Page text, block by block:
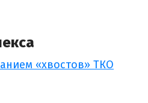
«хвостов» ТКО